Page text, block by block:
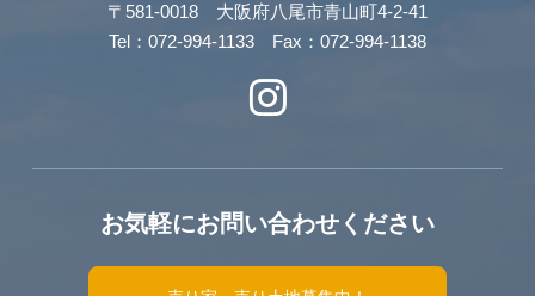
〒581-0018 大阪府八尾市青山町4-2-41
Tel：072-994-1133 Fax：072-994-1138
お気軽にお問い合わせください